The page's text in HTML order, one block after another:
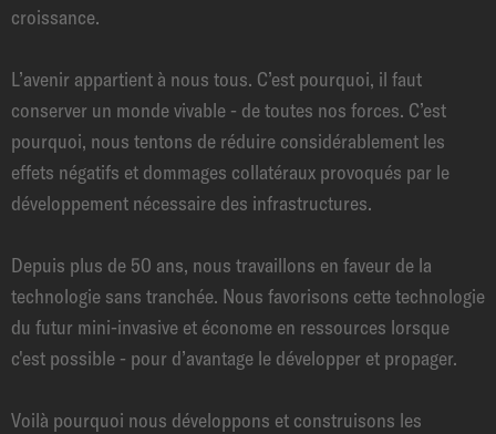
croissance.
L’avenir appartient à nous tous. C’est pourquoi, il faut
conserver un monde vivable - de toutes nos forces. C’est
pourquoi, nous tentons de réduire considérablement les
effets négatifs et dommages collatéraux provoqués par le
développement nécessaire des infrastructures.
Depuis plus de 50 ans, nous travaillons en faveur de la
technologie sans tranchée. Nous favorisons cette technologie
du futur mini-invasive et économe en ressources lorsque
c'est possible - pour d’avantage le développer et propager.
Voilà pourquoi nous développons et construisons les